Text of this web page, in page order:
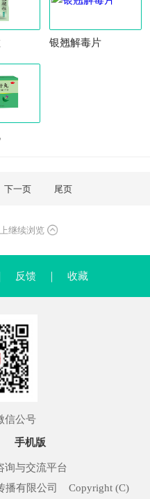
银翘解毒片
下一页 尾页
继续浏览
反馈 收藏
信公号
手机版
询与交流平台
播有限公司 Copyright (C)